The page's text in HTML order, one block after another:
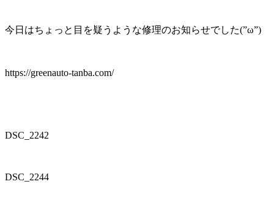
今日はちょっと目を疑うような修理のお知らせでした(”ω”)
https://greenauto-tanba.com/
DSC_2242
DSC_2244